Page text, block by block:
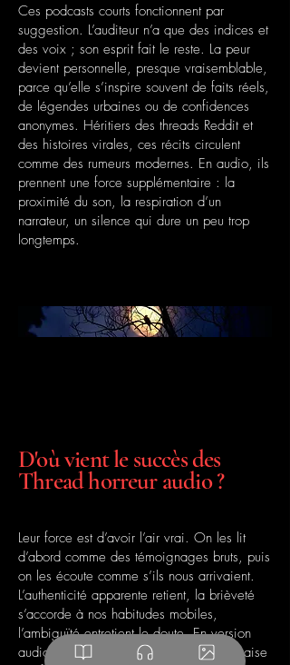
Ces podcasts courts fonctionnent par
suggestion. L’auditeur n’a que des indices et
des voix ; son esprit fait le reste. La peur
devient personnelle, presque vraisemblable,
parce qu’elle s’inspire souvent de faits réels,
de légendes urbaines ou de confidences
anonymes. Héritiers des threads Reddit et
des histoires virales, ces récits circulent
comme des rumeurs modernes. En audio, ils
prennent une force supplémentaire : la
proximité du son, la respiration d’un
narrateur, un silence qui dure un peu trop
longtemps.
D'où vient le succès des
Thread horreur audio ?
Leur force est d’avoir l’air vrai. On les lit
d’abord comme des témoignages bruts, puis
on les écoute comme s’ils nous arrivaient.
L’authenticité apparente retient, la brièveté
s’accorde à nos habitudes mobiles,
l’ambiguïté entretient le doute. En version
audio, le son devient un acteur : une chaise